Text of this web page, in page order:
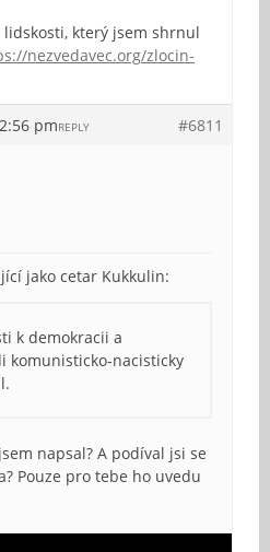
lidskosti, který jsem shrnul
nezvedavec.org/zlocin-
pm #6811
REPLY
jako cetar Kukkulin:
k demokracii a
komunisticko-nacisticky
napsal? A podíval jsi se
Pouze pro tebe ho uvedu